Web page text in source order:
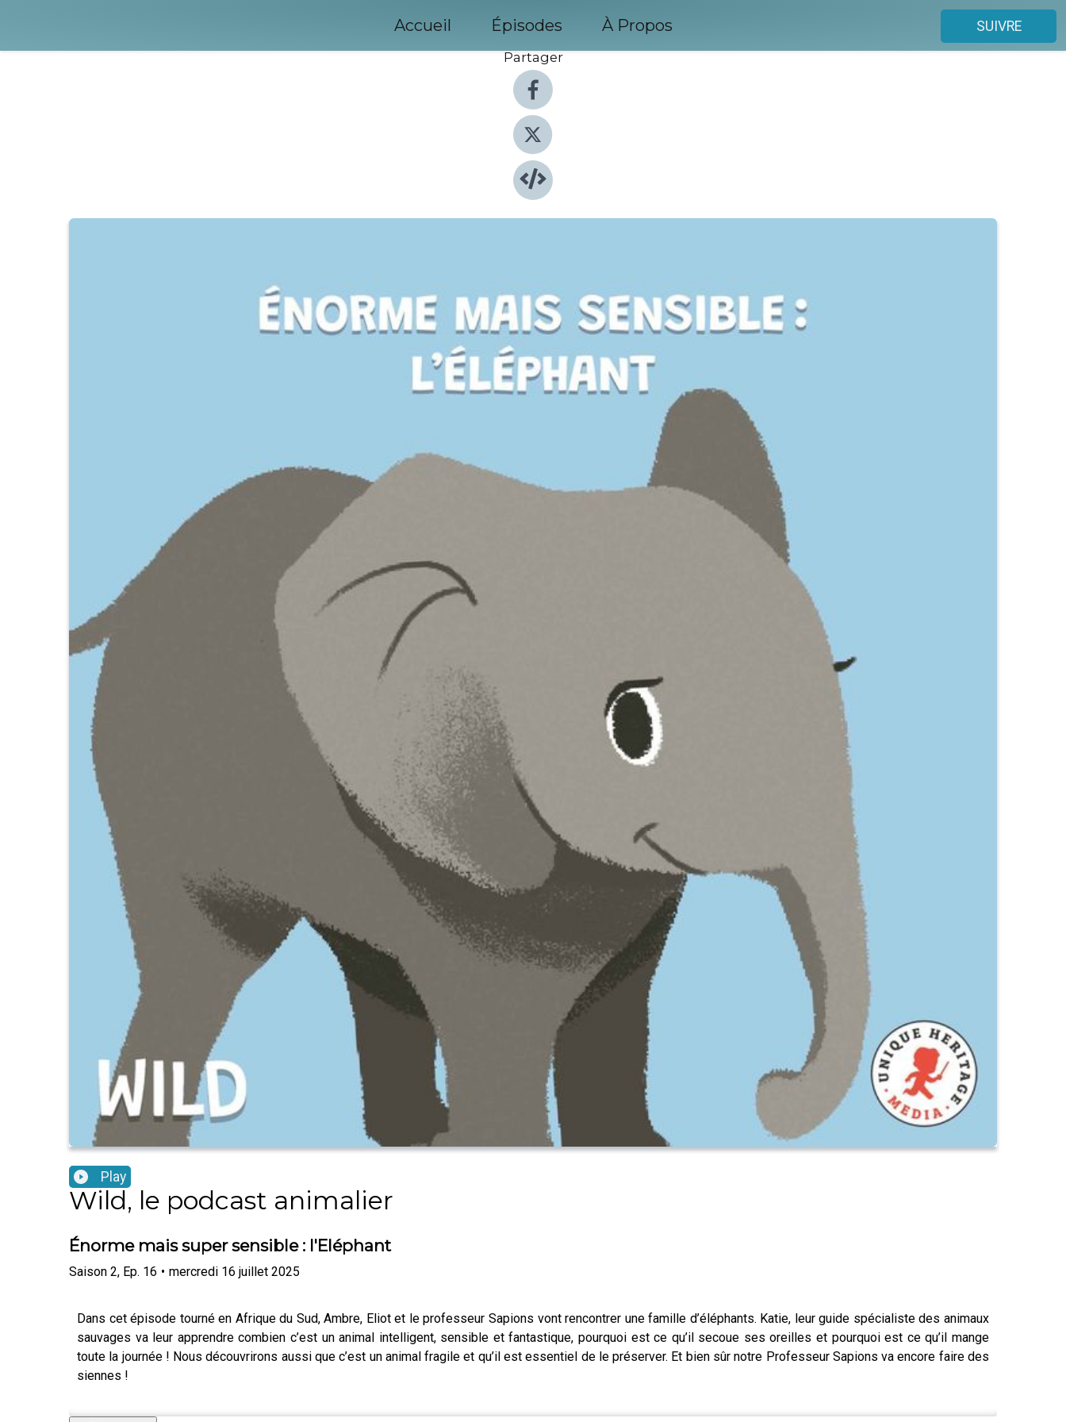
Accueil Épisodes À Propos
SUIVRE
Partager
Play
Wild, le podcast animalier
Énorme mais super sensible : l'Eléphant
Saison 2, Ep. 16 • mercredi 16 juillet 2025
Dans cet épisode tourné en Afrique du Sud, Ambre, Eliot et le professeur Sapions vont rencontrer une famille d’éléphants. Katie, leur guide spécialiste des animaux
sauvages va leur apprendre combien c’est un animal intelligent, sensible et fantastique, pourquoi est ce qu’il secoue ses oreilles et pourquoi est ce qu’il mange
toute la journée ! Nous découvrirons aussi que c’est un animal fragile et qu’il est essentiel de le préserver. Et bien sûr notre Professeur Sapions va encore faire des
siennes !